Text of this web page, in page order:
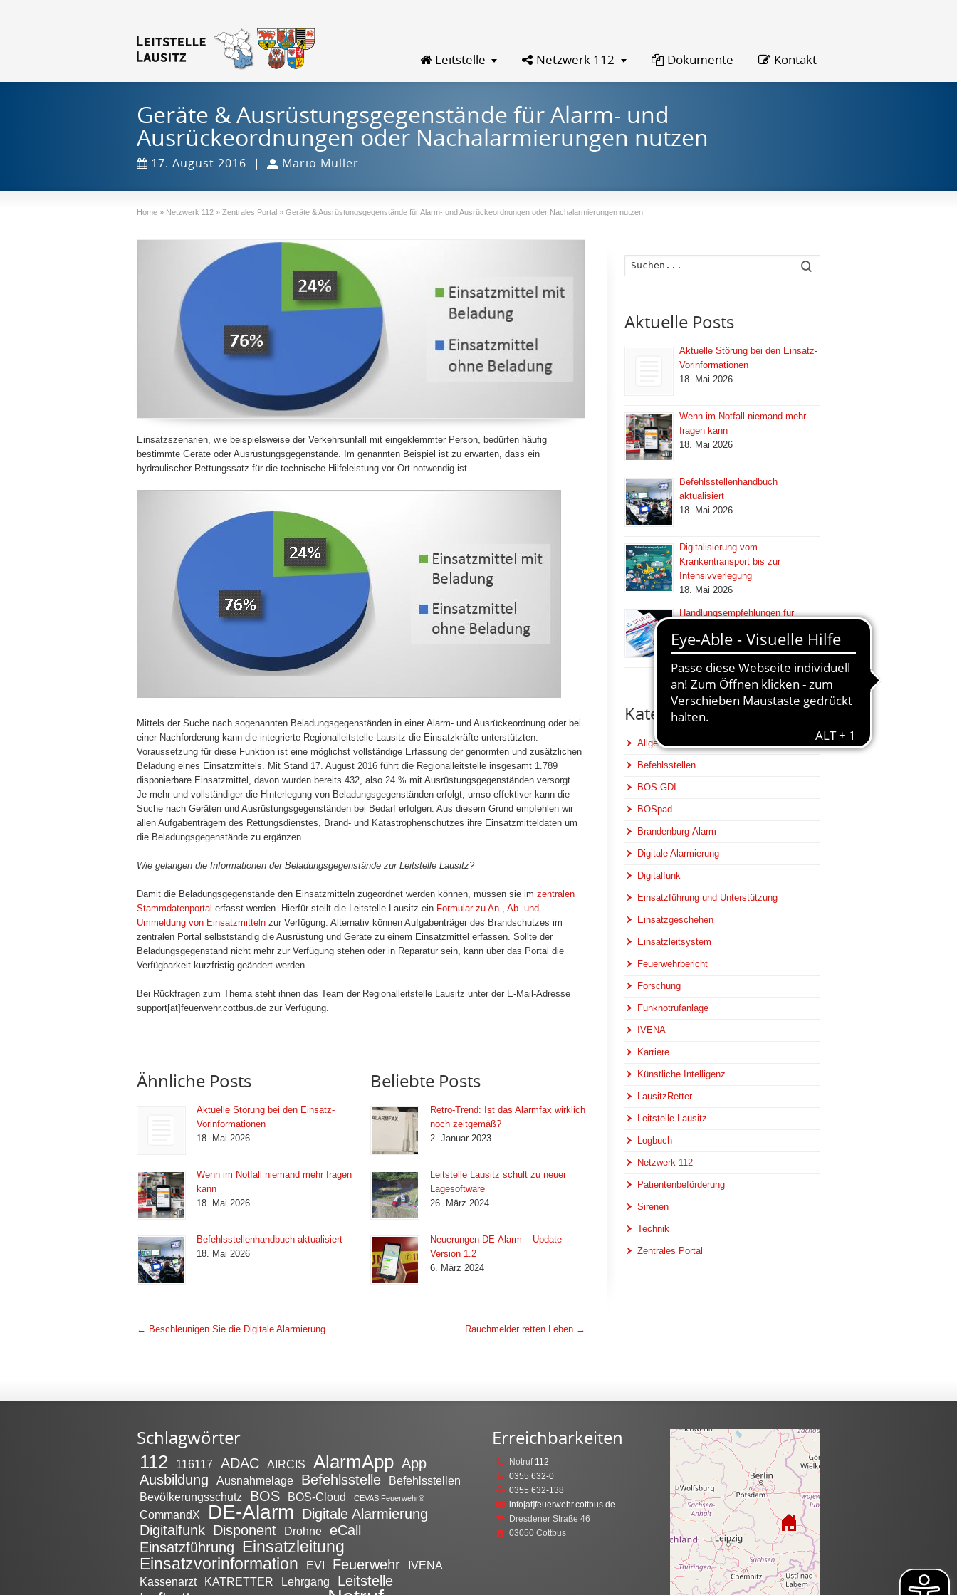
Leitstelle Netzwerk 112 Dokumente Kontakt
Geräte & Ausrüstungsgegenstände für Alarm- und
Ausrückeordnungen oder Nachalarmierungen nutzen
17. August 2016 | Mario Müller
Home » Netzwerk 112 » Zentrales Portal » Geräte & Ausrüstungsgegenstände für Alarm- und Ausrückeordnungen oder Nachalarmierungen nutzen
Einsatzszenarien, wie beispielsweise der Verkehrsunfall mit eingeklemmter Person, bedürfen häufig
bestimmte Geräte oder Ausrüstungsgegenstände. Im genannten Beispiel ist zu erwarten, dass ein
hydraulischer Rettungssatz für die technische Hilfeleistung vor Ort notwendig ist.
Mittels der Suche nach sogenannten Beladungsgegenständen in einer Alarm- und Ausrückeordnung oder bei
einer Nachforderung kann die integrierte Regionalleitstelle Lausitz die Einsatzkräfte unterstützten.
Voraussetzung für diese Funktion ist eine möglichst vollständige Erfassung der genormten und zusätzlichen
Beladung eines Einsatzmittels. Mit Stand 17. August 2016 führt die Regionalleitstelle insgesamt 1.789
disponierbare Einsatzmittel, davon wurden bereits 432, also 24 % mit Ausrüstungsgegenständen versorgt.
Je mehr und vollständiger die Hinterlegung von Beladungsgegenständen erfolgt, umso effektiver kann die
Suche nach Geräten und Ausrüstungsgegenständen bei Bedarf erfolgen. Aus diesem Grund empfehlen wir
allen Aufgabenträgern des Rettungsdienstes, Brand- und Katastrophenschutzes ihre Einsatzmitteldaten um
die Beladungsgegenstände zu ergänzen.
Wie gelangen die Informationen der Beladungsgegenstände zur Leitstelle Lausitz?
Damit die Beladungsgegenstände den Einsatzmitteln zugeordnet werden können, müssen sie im zentralen
Stammdatenportal erfasst werden. Hierfür stellt die Leitstelle Lausitz ein Formular zu An-, Ab- und
Ummeldung von Einsatzmitteln zur Verfügung. Alternativ können Aufgabenträger des Brandschutzes im
zentralen Portal selbstständig die Ausrüstung und Geräte zu einem Einsatzmittel erfassen. Sollte der
Beladungsgegenstand nicht mehr zur Verfügung stehen oder in Reparatur sein, kann über das Portal die
Verfügbarkeit kurzfristig geändert werden.
Bei Rückfragen zum Thema steht ihnen das Team der Regionalleitstelle Lausitz unter der E-Mail-Adresse
support[at]feuerwehr.cottbus.de zur Verfügung.
Ähnliche Posts
Aktuelle Störung bei den Einsatz-
Vorinformationen
18. Mai 2026
Wenn im Notfall niemand mehr fragen
kann
18. Mai 2026
Befehlsstellenhandbuch aktualisiert
18. Mai 2026
Beliebte Posts
Retro-Trend: Ist das Alarmfax wirklich
noch zeitgemäß?
2. Januar 2023
Leitstelle Lausitz schult zu neuer
Lagesoftware
26. März 2024
Neuerungen DE-Alarm – Update
Version 1.2
6. März 2024
← Beschleunigen Sie die Digitale Alarmierung Rauchmelder retten Leben →
Aktuelle Posts
Aktuelle Störung bei den Einsatz-
Vorinformationen
18. Mai 2026
Wenn im Notfall niemand mehr
fragen kann
18. Mai 2026
Befehlsstellenhandbuch
aktualisiert
18. Mai 2026
Digitalisierung vom
Krankentransport bis zur
Intensivverlegung
18. Mai 2026
Handlungsempfehlungen für
20. Februar 2026
Kategorien
Allgemein
Befehlsstellen
BOS-GDI
BOSpad
Brandenburg-Alarm
Digitale Alarmierung
Digitalfunk
Einsatzführung und Unterstützung
Einsatzgeschehen
Einsatzleitsystem
Feuerwehrbericht
Forschung
Funknotrufanlage
IVENA
Karriere
Künstliche Intelligenz
LausitzRetter
Leitstelle Lausitz
Logbuch
Netzwerk 112
Patientenbeförderung
Sirenen
Technik
Zentrales Portal
Schlagwörter
112 116117 ADAC AIRCIS AlarmApp App
Ausbildung
Ausnahmelage Befehlsstelle
Befehlsstellen
Bevölkerungsschutz
BOS BOS-Cloud CEVAS Feuerwehr®
CommandX DE-Alarm Digitale Alarmierung
Digitalfunk Disponent Drohne
eCall
Einsatzführung
Einsatzleitung
Einsatzvorinformation
EVI Feuerwehr
IVENA
Kassenarzt
KATRETTER Lehrgang Leitstelle
Erreichbarkeiten
Notruf 112
0355 632-0
0355 632-138
info[at]feuerwehr.cottbus.de
Dresdener Straße 46
03050 Cottbus